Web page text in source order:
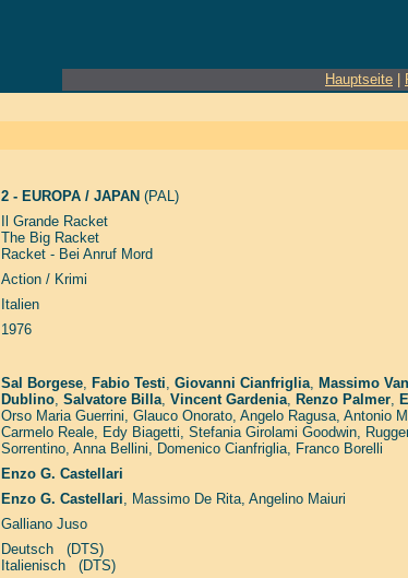
Hauptseite
2 - EUROPA / JAPAN (PAL)
Il Grande Racket
The Big Racket
Racket - Bei Anruf Mord
Action / Krimi
Italien
1976
Sal Borgese, Fabio Testi, Giovanni Cianfriglia, Massimo
Dublino, Salvatore Billa, Vincent Gardenia, Renzo Palmer,
Orso Maria Guerrini, Glauco Onorato, Angelo Ragusa, Antonio
Carmelo Reale, Edy Biagetti, Stefania Girolami Goodwin,
Sorrentino, Anna Bellini, Domenico Cianfriglia, Franco Borelli
Enzo G. Castellari
Enzo G. Castellari, Massimo De Rita, Angelino Maiuri
Galliano Juso
Deutsch (DTS)
Italienisch (DTS)